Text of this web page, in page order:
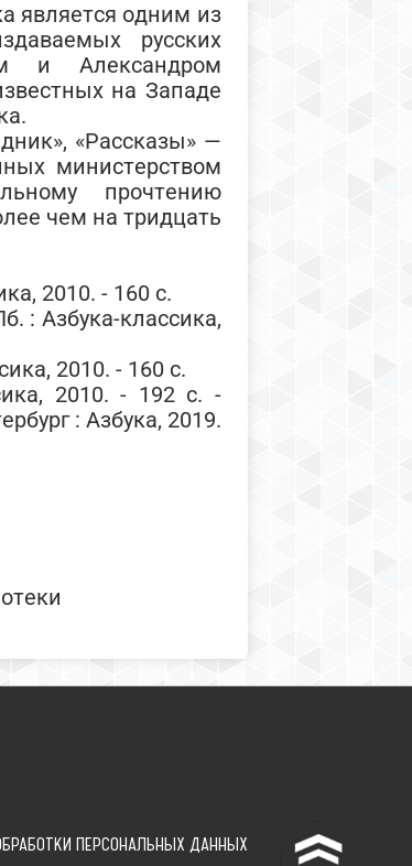
является одним из
русских
и Александром
на Западе
«Рассказы» —
министерством
прочтению
чем на тридцать
2010. - 160 с.
: Азбука-классика,
2010. - 160 с.
2010. - 192 с. -
: Азбука, 2019.
^
ПЕРСОНАЛЬНЫХ ДАННЫХ